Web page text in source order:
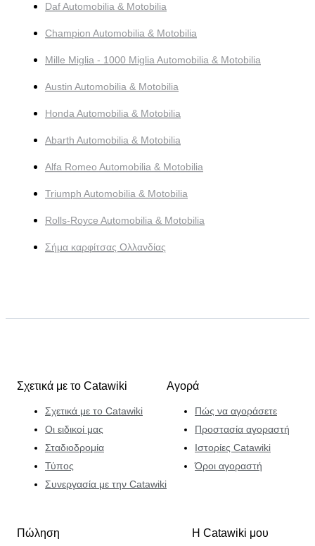
Daf Automobilia & Motobilia
Champion Automobilia & Motobilia
Mille Miglia - 1000 Miglia Automobilia & Motobilia
Austin Automobilia & Motobilia
Honda Automobilia & Motobilia
Abarth Automobilia & Motobilia
Alfa Romeo Automobilia & Motobilia
Triumph Automobilia & Motobilia
Rolls-Royce Automobilia & Motobilia
Σήμα καρφίτσας Ολλανδίας
Σχετικά με το Catawiki
Σχετικά με το Catawiki
Οι ειδικοί μας
Σταδιοδρομία
Τύπος
Συνεργασία με την Catawiki
Αγορά
Πώς να αγοράσετε
Προστασία αγοραστή
Ιστορίες Catawiki
Όροι αγοραστή
Πώληση Η Catawiki μου